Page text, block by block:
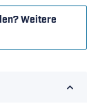
Weitere